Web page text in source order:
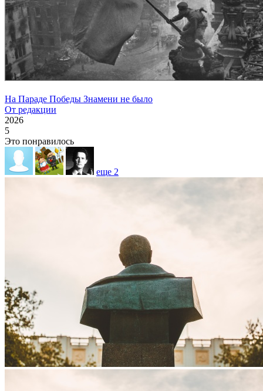
На Параде Победы Знамени не было
От редакции
2026
5
Это понравилось
еще 2